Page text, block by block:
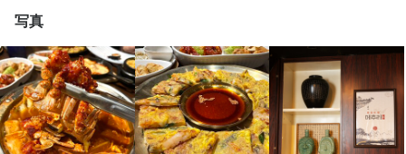
写真
ンで同行指導を行います。分からないことや困ったことがあれ
ば、すぐに質問できる体制を整えているので、初めての方でも安
心してスタートできます。
分からないことや不安な点があればすぐに相談できます。スタッ
フ同士も協力し合う雰囲気があり、安心してお仕事をスタートで
きます。
応募資格